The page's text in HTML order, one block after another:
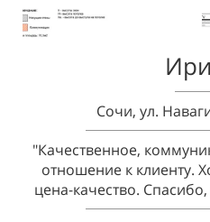
Сочи, ул.
"Качественное,
отношение к клиенту.
цена-качество.